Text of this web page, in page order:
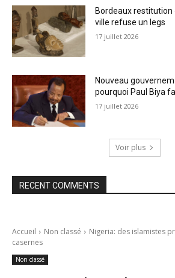
Bordeaux
ville refuse un legs
17 juillet 2026
Nouveau
pourquoi Paul Biya
17 juillet 2026
Voir plus
RECENT COMMENTS